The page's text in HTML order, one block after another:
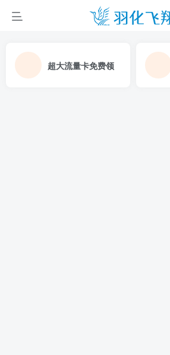
超大流量卡免费领